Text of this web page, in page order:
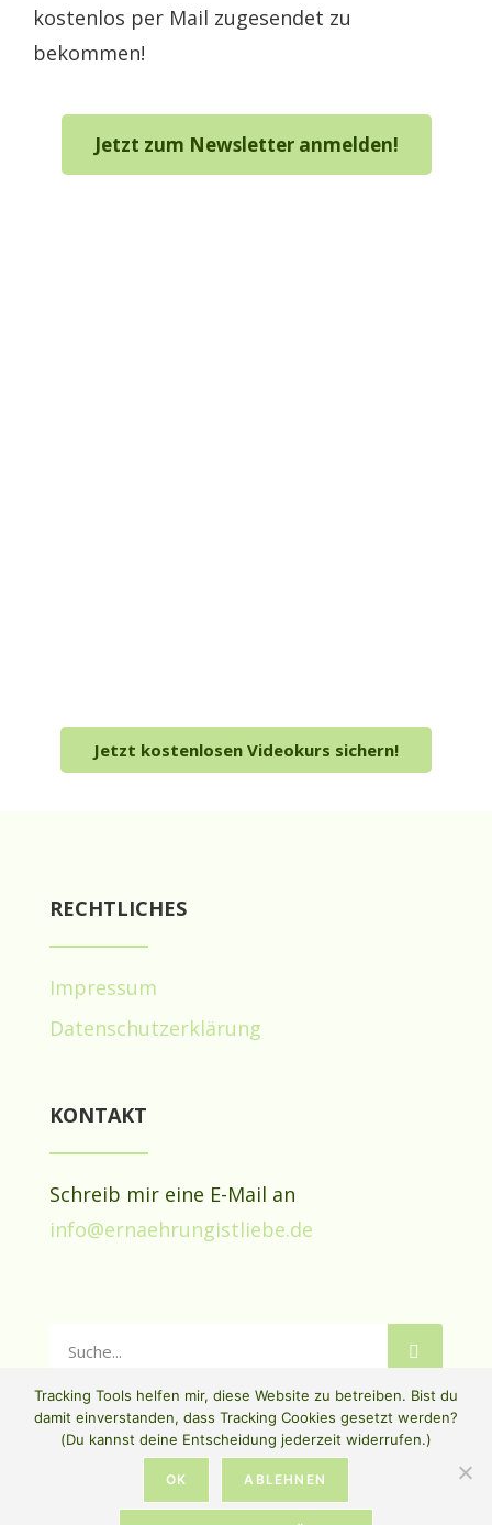
kostenlos per Mail zugesendet zu
bekommen!
Jetzt zum Newsletter anmelden!
Jetzt kostenlosen Videokurs sichern!
RECHTLICHES
Impressum
Datenschutzerklärung
KONTAKT
Schreib mir eine E-Mail an
info@ernaehrungistliebe.de
Tracking Tools helfen mir, diese Website zu betreiben. Bist du
damit einverstanden, dass Tracking Cookies gesetzt werden?
(Du kannst deine Entscheidung jederzeit widerrufen.)
OK ABLEHNEN